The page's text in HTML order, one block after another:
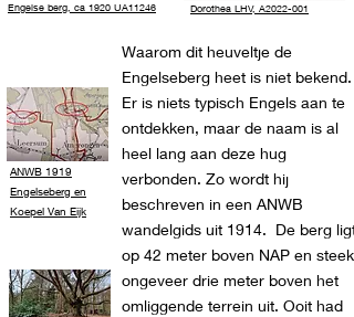
Engelse berg, ca 1920 UA11246 Dorothea LHV, A2022-001
ANWB 1919
Engelseberg en
Koepel Van Eijk
Waarom dit heuveltje de
Engelseberg heet is niet bekend.
Er is niets typisch Engels aan te
ontdekken, maar de naam is al
heel lang aan deze hug
verbonden. Zo wordt hij
beschreven in een ANWB
wandelgids uit 1914. De berg ligt
op 42 meter boven NAP en steekt
ongeveer drie meter boven het
omliggende terrein uit. Ooit had